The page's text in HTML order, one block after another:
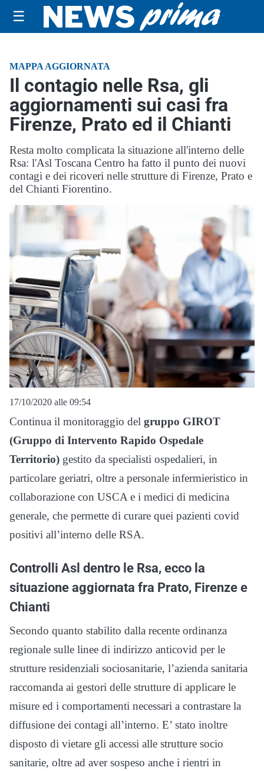
☰
MAPPA AGGIORNATA
Il contagio nelle Rsa, gli
aggiornamenti sui casi fra
Firenze, Prato ed il Chianti
Resta molto complicata la situazione all'interno delle
Rsa: l'Asl Toscana Centro ha fatto il punto dei nuovi
contagi e dei ricoveri nelle strutture di Firenze, Prato e
del Chianti Fiorentino.
17/10/2020 alle 09:54
Continua il monitoraggio del gruppo GIROT
(Gruppo di Intervento Rapido Ospedale
Territorio) gestito da specialisti ospedalieri, in
particolare geriatri, oltre a personale infermieristico in
collaborazione con USCA e i medici di medicina
generale, che permette di curare quei pazienti covid
positivi all’interno delle RSA.
Controlli Asl dentro le Rsa, ecco la
situazione aggiornata fra Prato, Firenze e
Chianti
Secondo quanto stabilito dalla recente ordinanza
regionale sulle linee di indirizzo anticovid per le
strutture residenziali sociosanitarie, l’azienda sanitaria
raccomanda ai gestori delle strutture di applicare le
misure ed i comportamenti necessari a contrastare la
diffusione dei contagi all’interno. E’ stato inoltre
disposto di vietare gli accessi alle strutture socio
sanitarie, oltre ad aver sospeso anche i rientri in